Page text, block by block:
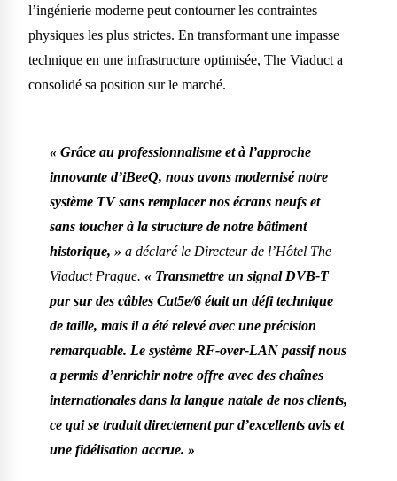
l’ingénierie moderne peut contourner les contraintes
physiques les plus strictes. En transformant une impasse
technique en une infrastructure optimisée, The Viaduct a
consolidé sa position sur le marché.
« Grâce au professionnalisme et à l’approche
innovante d’iBeeQ, nous avons modernisé notre
système TV sans remplacer nos écrans neufs et
sans toucher à la structure de notre bâtiment
historique, » a déclaré le Directeur de l’Hôtel The
Viaduct Prague. « Transmettre un signal DVB-T
pur sur des câbles Cat5e/6 était un défi technique
de taille, mais il a été relevé avec une précision
remarquable. Le système RF-over-LAN passif nous
a permis d’enrichir notre offre avec des chaînes
internationales dans la langue natale de nos clients,
ce qui se traduit directement par d’excellents avis et
une fidélisation accrue. »